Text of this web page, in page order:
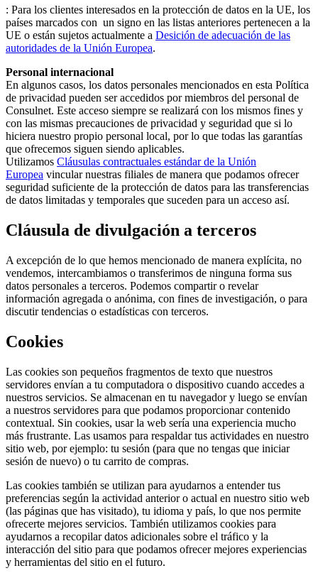
: Para los clientes interesados en la protección de datos en la UE, los
países marcados con un signo en las listas anteriores pertenecen a la
UE o están sujetos actualmente a Desición de adecuación de las
autoridades de la Unión Europea.
Personal internacional
En algunos casos, los datos personales mencionados en esta Política
de privacidad pueden ser accedidos por miembros del personal de
Consulnet. Este acceso siempre se realizará con los mismos fines y
con las mismas precauciones de privacidad y seguridad que si lo
hiciera nuestro propio personal local, por lo que todas las garantías
que ofrecemos siguen siendo aplicables.
Utilizamos Cláusulas contractuales estándar de la Unión
Europea vincular nuestras filiales de manera que podamos ofrecer
seguridad suficiente de la protección de datos para las transferencias
de datos limitadas y temporales que suceden para un acceso así.
Cláusula de divulgación a terceros
A excepción de lo que hemos mencionado de manera explícita, no
vendemos, intercambiamos o transferimos de ninguna forma sus
datos personales a terceros. Podemos compartir o revelar
información agregada o anónima, con fines de investigación, o para
discutir tendencias o estadísticas con terceros.
Cookies
Las cookies son pequeños fragmentos de texto que nuestros
servidores envían a tu computadora o dispositivo cuando accedes a
nuestros servicios. Se almacenan en tu navegador y luego se envían
a nuestros servidores para que podamos proporcionar contenido
contextual. Sin cookies, usar la web sería una experiencia mucho
más frustrante. Las usamos para respaldar tus actividades en nuestro
sitio web, por ejemplo: tu sesión (para que no tengas que iniciar
sesión de nuevo) o tu carrito de compras.
Las cookies también se utilizan para ayudarnos a entender tus
preferencias según la actividad anterior o actual en nuestro sitio web
(las páginas que has visitado), tu idioma y país, lo que nos permite
ofrecerte mejores servicios. También utilizamos cookies para
ayudarnos a recopilar datos adicionales sobre el tráfico y la
interacción del sitio para que podamos ofrecer mejores experiencias
y herramientas del sitio en el futuro.